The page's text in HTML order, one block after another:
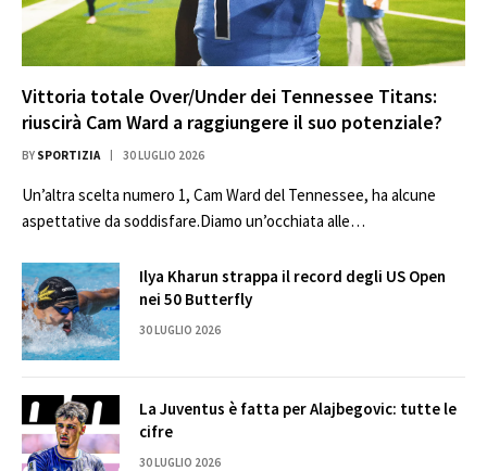
Vittoria totale Over/Under dei Tennessee Titans:
riuscirà Cam Ward a raggiungere il suo potenziale?
BY SPORTIZIA 30 LUGLIO 2026
Un’altra scelta numero 1, Cam Ward del Tennessee, ha alcune
aspettative da soddisfare.Diamo un’occhiata alle…
Ilya Kharun strappa il record degli US Open
nei 50 Butterfly
30 LUGLIO 2026
La Juventus è fatta per Alajbegovic: tutte le
cifre
30 LUGLIO 2026